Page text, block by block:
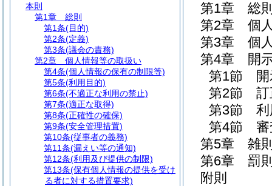
第1章
総
第2章
個
第3章
個
第4章
開
第1節
第2節
第3節
第4節
第5章
雑
第6章
罰
附則
本則
第1章
総則
第1条(目的)
第2条(定義)
第3条(議会の責務)
第2章
個人情報等の取扱い
第4条(個人情報の保有の制限等)
第5条(利用目的)
第6条(不適正な利用の禁止)
第7条(適正な取得)
第8条(正確性の確保)
第9条(安全管理措置)
第10条(従事者の義務)
第11条(漏えい等の通知)
第12条(利用及び提供の制限)
第13条(保有個人情報の提供を受け
る者に対する措置要求)